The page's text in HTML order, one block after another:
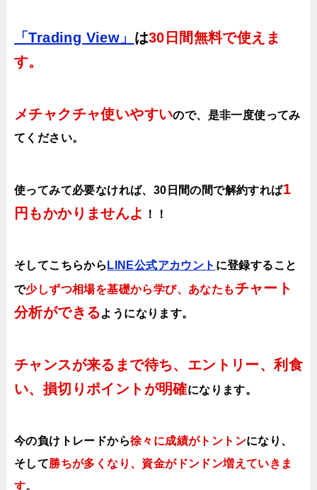
「Trading View」 は30日間無料で使えま
す。
メチャクチャ使いやすいので、 是非一度使ってみ
てください。
使ってみて必要なければ、30日間の間で解約すれば1
円もかかりませんよ
！！
そしてこちらから LINE公式アカウント に登録すること
で少しずつ相場を基礎から学び、あなたも チャート
分析ができるようになります。
チャンスが来るまで待ち、エントリー、利食
い、損切りポイントが明確になります。
今の負けトレードから徐々に成績がトントンになり、
そして勝ちが多くなり、資金がドンドン増えていきま
す。